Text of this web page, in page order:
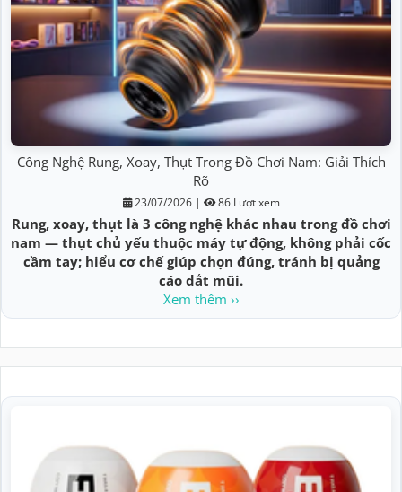
Công Nghệ Rung, Xoay, Thụt Trong Đồ Chơi Nam: Giải Thích
Rõ
23/07/2026 | 86 Lượt xem
Rung, xoay, thụt là 3 công nghệ khác nhau trong đồ chơi
nam — thụt chủ yếu thuộc máy tự động, không phải cốc
cầm tay; hiểu cơ chế giúp chọn đúng, tránh bị quảng
cáo dắt mũi.
Xem thêm ››